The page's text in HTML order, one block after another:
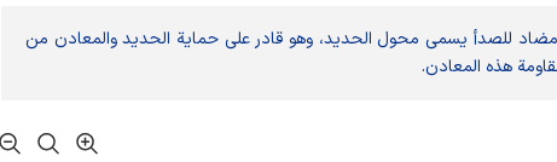
للصدأ يسمى محول الحديد، وهو قادر على حماية الحديد والمعادن من
هذه المعادن.